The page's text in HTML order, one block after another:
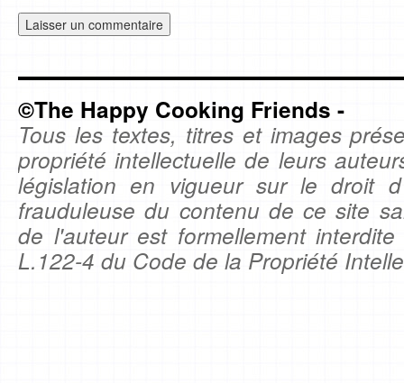
©The Happy Cooking Friends -
Tous les textes, titres et images
propriété intellectuelle de leurs
législation en vigueur sur le droit
frauduleuse du contenu de ce site
de l'auteur est formellement
L.122-4 du Code de la Propriété